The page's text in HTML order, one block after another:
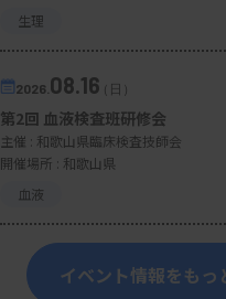
生理
2026. 08.16（日）
第2回 血液検査班研修会
主催 : 和歌山県臨床検査技師会
開催場所 : 和歌山県
血液
イベント情報をもっ